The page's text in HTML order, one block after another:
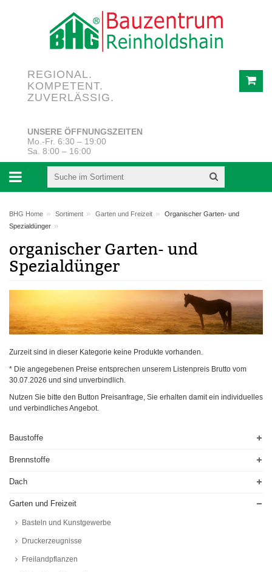
REGIONAL.
KOMPETENT.
ZUVERLÄSSIG.
UNSERE ÖFFNUNGSZEITEN
Mo.-Fr. 6:30 – 19:00
Sa. 8:00 – 16:00
BHG Home » Sortiment » Garten und Freizeit »
Organischer Garten- und
Spezialdünger »
organischer Garten- und
Spezialdünger
Zurzeit sind in dieser Kategorie keine Produkte vorhanden.
* Die angegebenen Preise entsprechen unserem Listenpreis Brutto vom
30.07.2026 und sind unverbindlich.
Nutzen Sie bitte den Button Preisanfrage, Sie erhalten damit ein individuelles
und verbindliches Angebot.
Baustoffe
Brennstoffe
Dach
Garten und Freizeit
Basteln und Kunstgewerbe
Druckerzeugnisse
Freilandpflanzen